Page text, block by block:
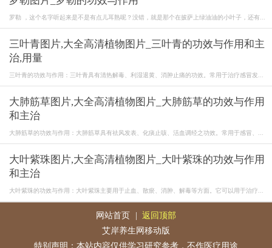
微苦。
三叶青性凉，味苦。归肝、肺经。
罗勒 ，这个名字听起来是不是有点儿耳熟呢？没错，就是那个在披萨上绿油油的小叶子，还有...
三叶青图片,大全高清植物图片_三叶青的功效与作用和主
治,用量
三叶青的功效与作用：三叶青具有清热解毒、利湿退黄、消肿止痛的功效。常用于治疗感冒发...
大肺筋草图片,大全高清植物图片_大肺筋草的功效与作用
和主治
大肺筋草的功效与作用：大肺筋草具有祛风发表、化痰止咳、活血调经之功效。常用于感冒、...
大叶紫珠图片,大全高清植物图片_大叶紫珠的功效与作用
和主治
大叶紫珠的功效与作用：大叶紫珠主要用于止血、散瘀、消肿、解毒等方面。它可以用于治疗...
网站首页
返回顶部
艾岸养生网移动版
特别声明：本站内容仅供学习研究参考，不作医疗用途